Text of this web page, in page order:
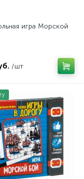
игра Морской
/шт